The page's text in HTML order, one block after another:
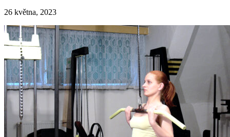
26 května, 2023